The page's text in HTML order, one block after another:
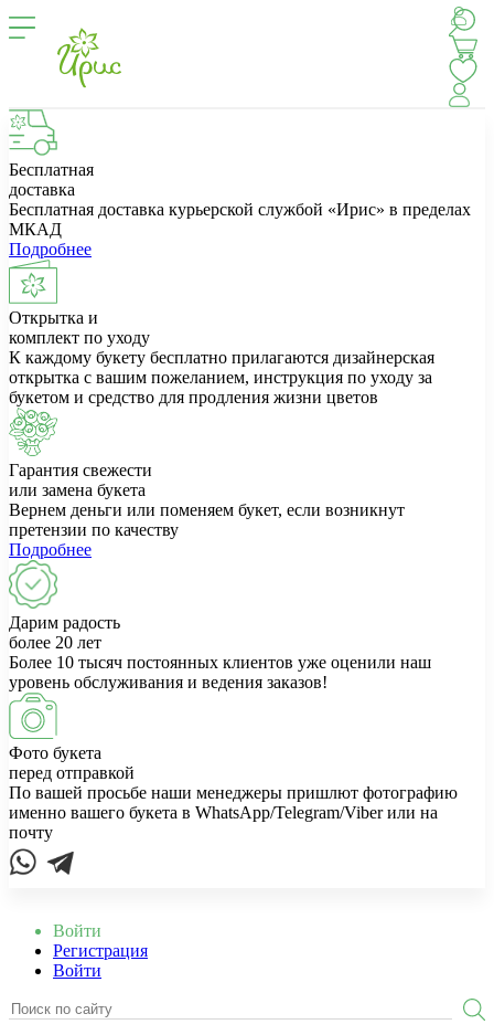
Бесплатная
доставка
Бесплатная доставка курьерской службой «Ирис» в пределах
МКАД
Подробнее
Открытка и
комплект по уходу
К каждому букету бесплатно прилагаются дизайнерская
открытка с вашим пожеланием, инструкция по уходу за
букетом и средство для продления жизни цветов
Гарантия свежести
или замена букета
Вернем деньги или поменяем букет, если возникнут
претензии по качеству
Подробнее
Дарим радость
более 20 лет
Более 10 тысяч постоянных клиентов уже оценили наш
уровень обслуживания и ведения заказов!
Фото букета
перед отправкой
По вашей просьбе наши менеджеры пришлют фотографию
именно вашего букета в WhatsApp/Telegram/Viber или на
почту
Войти
Регистрация
Войти